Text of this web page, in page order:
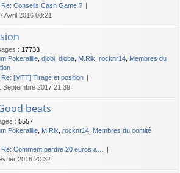
Re: Conseils Cash Game ?
Avril 2016 08:21
: 17733
Pokeralille djobi_djoba M.Rik rocknr14 Membres du
Re: [MTT] Tirage et position
Septembre 2017 21:39
beats
: 5557
Pokeralille M.Rik rocknr14 Membres du comité
Re: Comment perdre 20 euros a…
2016 20:32